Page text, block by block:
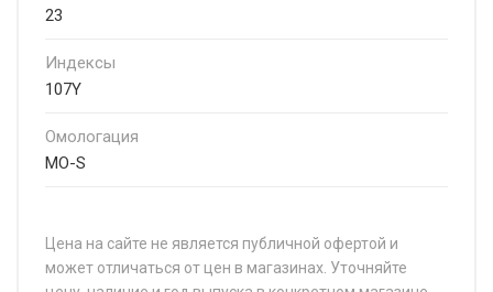
23
Индексы
107Y
Омологация
MO-S
Цена на сайте не является публичной офертой и
может отличаться от цен в магазинах. Уточняйте